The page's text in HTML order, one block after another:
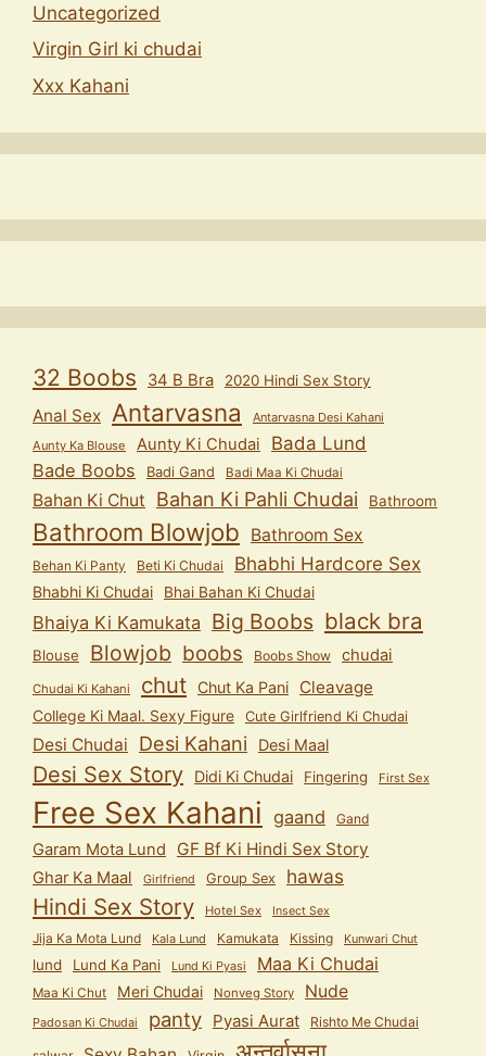
Uncategorized
Virgin Girl ki chudai
Xxx Kahani
32 Boobs 34 B Bra 2020 Hindi Sex Story
Anal Sex Antarvasna
Antarvasna Desi Kahani
Aunty Ka Blouse
Aunty Ki Chudai
Bada Lund
Bade Boobs
Badi Gand Badi Maa Ki Chudai
Bahan Ki Chut Bahan Ki Pahli Chudai Bathroom
Bathroom Blowjob Bathroom Sex
Behan Ki Panty Beti Ki Chudai Bhabhi Hardcore Sex
Bhabhi Ki Chudai Bhai Bahan Ki Chudai
Bhaiya Ki Kamukata Big Boobs black bra
Blouse Blowjob boobs Boobs Show chudai
Chudai Ki Kahani chut Chut Ka Pani Cleavage
College Ki Maal. Sexy Figure Cute Girlfriend Ki Chudai
Desi Chudai Desi Kahani Desi Maal
Desi Sex Story Didi Ki Chudai Fingering First Sex
Free Sex Kahani gaand Gand
Garam Mota Lund GF Bf Ki Hindi Sex Story
Ghar Ka Maal Girlfriend Group Sex hawas
Hindi Sex Story Hotel Sex Insect Sex
Jija Ka Mota Lund Kala Lund Kamukata Kissing Kunwari Chut
lund Lund Ka Pani Lund Ki Pyasi Maa Ki Chudai
Maa Ki Chut Meri Chudai Nonveg Story Nude
Padosan Ki Chudai panty Pyasi Aurat Rishto Me Chudai